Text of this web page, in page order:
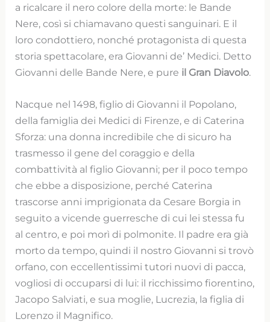
a ricalcare il nero colore della morte: le Bande
Nere, così si chiamavano questi sanguinari. E il
loro condottiero, nonché protagonista di questa
storia spettacolare, era Giovanni de’ Medici. Detto
Giovanni delle Bande Nere, e pure il Gran Diavolo.
Nacque nel 1498, figlio di Giovanni il Popolano,
della famiglia dei Medici di Firenze, e di Caterina
Sforza: una donna incredibile che di sicuro ha
trasmesso il gene del coraggio e della
combattività al figlio Giovanni; per il poco tempo
che ebbe a disposizione, perché Caterina
trascorse anni imprigionata da Cesare Borgia in
seguito a vicende guerresche di cui lei stessa fu
al centro, e poi morì di polmonite. Il padre era già
morto da tempo, quindi il nostro Giovanni si trovò
orfano, con eccellentissimi tutori nuovi di pacca,
vogliosi di occuparsi di lui: il ricchissimo fiorentino,
Jacopo Salviati, e sua moglie, Lucrezia, la figlia di
Lorenzo il Magnifico.